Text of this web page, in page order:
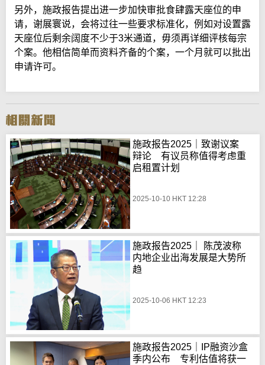
另外，施政报告提出进一步加快审批食肆露天座位的申
请，谢展寰说，会将过往一些要求标准化，例如对设置露
天座位后剩余阔度不少于3米通道，毋须再详细评核每宗
个案。他相信简单而资料齐备的个案，一个月就可以批出
申请许可。
施政报告2025｜致谢议案
辩论 有议员称值得考虑重
启租置计划
2025-10-10 HKT 12:28
施政报告2025｜ 陈茂波称
内地企业出海发展是大势所
趋
2025-10-06 HKT 12:23
施政报告2025｜IP融资沙盒
季内公布 专利估值将获一